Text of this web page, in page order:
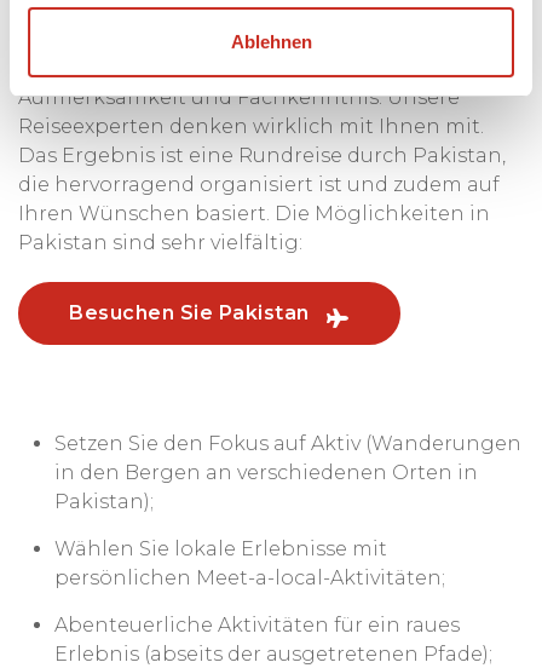
Ablehnen
Unser Mehrwert liegt in unserem Service. Bei uns
erhalten Sie 100 % maßgeschneiderte Lösungen.
Die Reiseplanung erfolgt mit viel persönlicher
Aufmerksamkeit und Fachkenntnis. Unsere
Reiseexperten denken wirklich mit Ihnen mit.
Das Ergebnis ist eine Rundreise durch Pakistan,
die hervorragend organisiert ist und zudem auf
Ihren Wünschen basiert. Die Möglichkeiten in
Pakistan sind sehr vielfältig:
Besuchen Sie Pakistan
Setzen Sie den Fokus auf Aktiv (Wanderungen
in den Bergen an verschiedenen Orten in
Pakistan);
Wählen Sie lokale Erlebnisse mit
persönlichen Meet-a-local-Aktivitäten;
Abenteuerliche Aktivitäten für ein raues
Erlebnis (abseits der ausgetretenen Pfade);